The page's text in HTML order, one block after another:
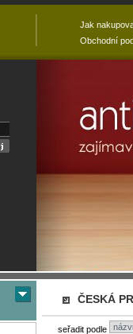
ČESKÁ
seřadit podle
Jak
Obchodní